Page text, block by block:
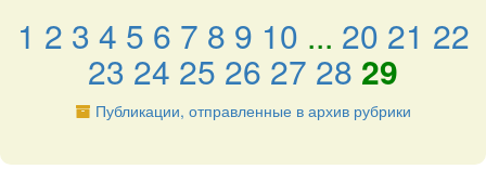
1 2 3 4 5 6 7 8 9 10 ... 20 21 22
23 24 25 26 27 28 29
Публикации, отправленные в архив рубрики